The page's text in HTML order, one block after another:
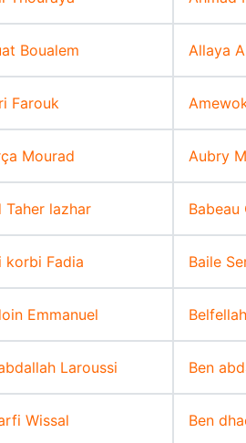
Boualem Allaya
Farouk
Mourad Aubry
Taher lazhar Babeau
korbi Fadia Baile
Emmanuel
Laroussi Ben
Wissal Ben